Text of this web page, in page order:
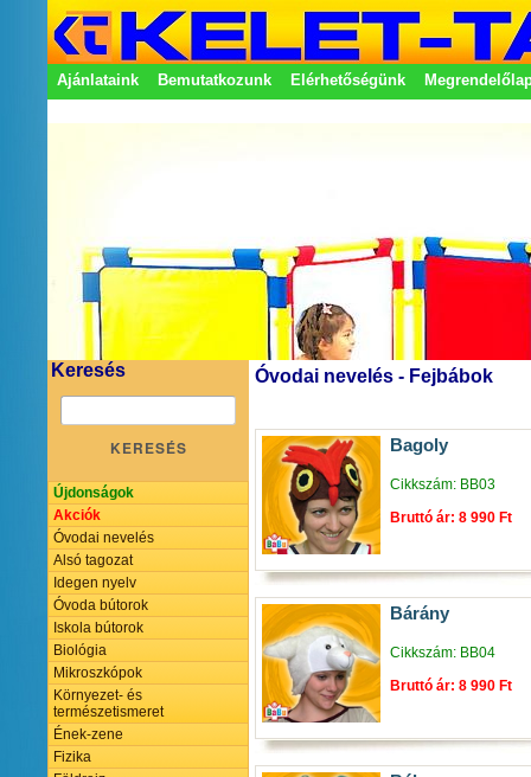
Ajánlataink Bemutatkozunk Elérhetőségünk
Keresés
KERESÉS
Újdonságok
Akciók
Óvodai nevelés
Alsó tagozat
Idegen nyelv
Óvoda bútorok
Iskola bútorok
Biológia
Mikroszkópok
Környezet- és
természetismeret
Ének-zene
Fizika
Óvodai nevelés - Fejbábok
Bagoly
Cikkszám: BB03
Bruttó ár: 8 990 Ft
Bárány
Cikkszám: BB04
Bruttó ár: 8 990 Ft